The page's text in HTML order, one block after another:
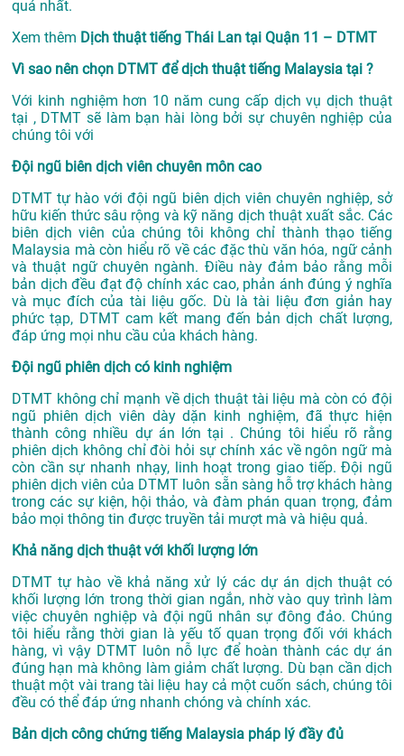
quả nhất.
Xem thêm Dịch thuật tiếng Thái Lan tại Quận 11 – DTMT
Vì sao nên chọn DTMT để dịch thuật tiếng Malaysia tại ?
Với kinh nghiệm hơn 10 năm cung cấp dịch vụdịch thuật
tại , DTMT sẽ làm bạn hài lòng bởi sự chuyên nghiệp của
chúng tôi với
Đội ngũ biên dịch viên chuyên môn cao
DTMT tự hào với đội ngũ biên dịch viên chuyên nghiệp, sở
hữu kiến thức sâu rộng và kỹ năng dịch thuật xuất sắc. Các
biên dịch viên của chúng tôi không chỉ thành thạo tiếng
Malaysia mà còn hiểu rõ về các đặc thù văn hóa, ngữ cảnh
và thuật ngữ chuyên ngành. Điều này đảm bảo rằng mỗi
bản dịch đều đạt độ chính xác cao, phản ánh đúng ý nghĩa
và mục đích của tài liệu gốc. Dù là tài liệu đơn giản hay
phức tạp, DTMT cam kết mang đến bản dịch chất lượng,
đáp ứng mọi nhu cầu của khách hàng.
Đội ngũ phiên dịch có kinh nghiệm
DTMT không chỉ mạnh về dịch thuật tài liệu mà còn có đội
ngũ phiên dịch viên dày dặn kinh nghiệm, đã thực hiện
thành công nhiều dự án lớn tại . Chúng tôi hiểu rõ rằng
phiên dịch không chỉ đòi hỏi sự chính xác về ngôn ngữ mà
còn cần sự nhanh nhạy, linh hoạt trong giao tiếp. Đội ngũ
phiên dịch viên của DTMT luôn sẵn sàng hỗ trợ khách hàng
trong các sự kiện, hội thảo, và đàm phán quan trọng, đảm
bảo mọi thông tin được truyền tải mượt mà và hiệu quả.
Khả năng dịch thuật với khối lượng lớn
DTMT tự hào về khả năng xử lý các dự án dịch thuật có
khối lượng lớn trong thời gian ngắn, nhờ vào quy trình làm
việc chuyên nghiệp và đội ngũ nhân sự đông đảo. Chúng
tôi hiểu rằng thời gian là yếu tố quan trọng đối với khách
hàng, vì vậy DTMT luôn nỗ lực để hoàn thành các dự án
đúng hạn mà không làm giảm chất lượng. Dù bạn cần dịch
thuật một vài trang tài liệu hay cả một cuốn sách, chúng tôi
đều có thể đáp ứng nhanh chóng và chính xác.
Bản dịch công chứng tiếng Malaysia pháp lý đầy đủ